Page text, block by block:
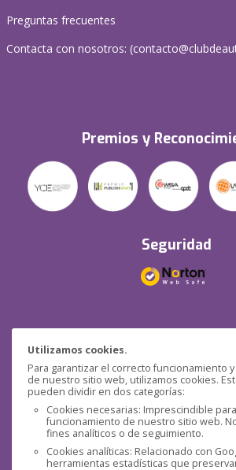
Utilizamos cookies.
Para garantizar el correcto funcionamiento
de nuestro sitio web, utilizamos cookies.
pueden dividir en dos categorías:
Cookies necesarias: Imprescindible
funcionamiento de nuestro sitio web.
fines analíticos o de seguimiento.
Cookies analíticas: Relacionado con
herramientas estadísticas que
Preguntas frecuentes
Contacta con nosotros: (
Premios y
Seguridad
Redes sociales